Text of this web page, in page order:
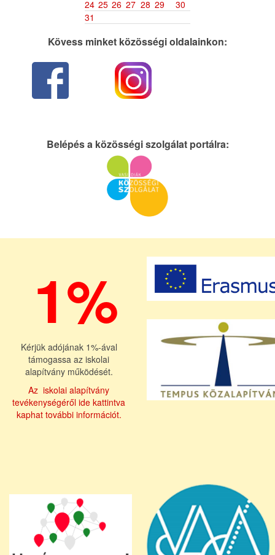
24 25 26 27 28 29
30
31
Kövess minket közösségi oldalainkon:
Belépés a közösségi szolgálat portálra:
1%
Kérjük adójának 1%-ával
támogassa az iskolai
alapítvány működését.
Az iskolai alapítvány
tevékenységéről ide kattintva
kaphat további információt.